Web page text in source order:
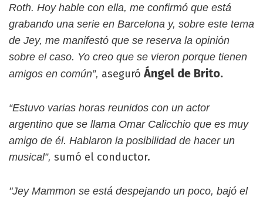
Roth. Hoy hable con ella, me confirmó que está
grabando una serie en Barcelona y, sobre este tema
de Jey, me manifestó que se reserva la opinión
sobre el caso. Yo creo que se vieron porque tienen
amigos en común”, aseguróÁngel de Brito.
“Estuvo varias horas reunidos con un actor
argentino que se llama Omar Calicchio que es muy
amigo de él. Hablaron la posibilidad de hacer un
musical”, sumó el conductor.
"Jey Mammon se está despejando un poco, bajó el